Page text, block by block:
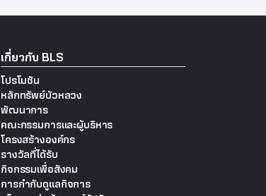
เกี่ยวกับ BLS
โปรโมชัน
หลักทรัพย์บัวหลวง
พัฒนาการ
คณะกรรมการและผู้บริหาร
โครงสร้างองค์กร
รางวัลที่ได้รับ
กิจกรรมเพื่อสังคม
การกำกับดูแลกิจการ